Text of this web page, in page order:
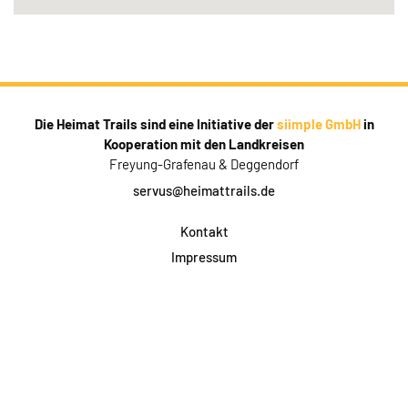
Die Heimat Trails sind eine Initiative dersiimple GmbHin
Kooperation mit den Landkreisen
Freyung-Grafenau & Deggendorf
servus@heimattrails.de
Kontakt
Impressum